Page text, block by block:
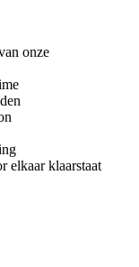
onze
elkaar klaarstaat